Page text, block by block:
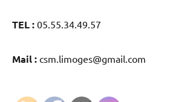
TEL : 05.55.34.49.57
Mail : csm.limoges@gmail.com